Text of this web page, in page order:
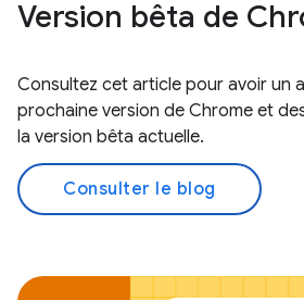
Version bêta de
Consultez cet article pour avoir un
prochaine version de Chrome et
la version bêta actuelle.
Consulter le blog